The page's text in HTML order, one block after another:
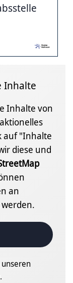
Inhalte
Inhalte von
auf "Inhalte
diese und
an
.